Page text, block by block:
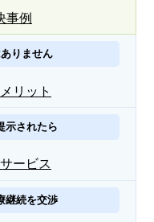
事例
りません
リット
示されたら
ービス
継続を交渉